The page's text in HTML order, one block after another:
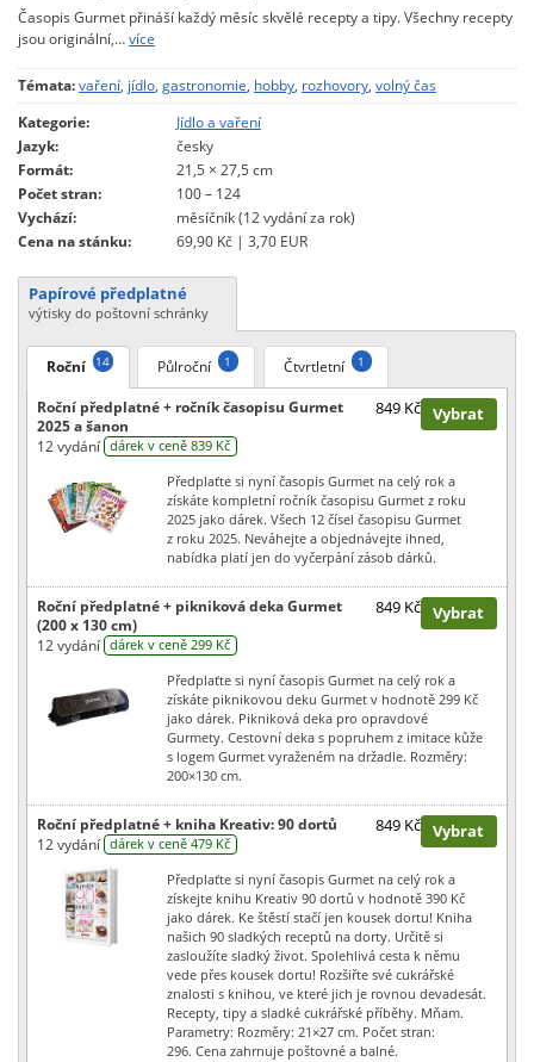
Časopis Gurmet přináší každý měsíc skvělé recepty a tipy. Všechny recepty
jsou originální,…více
Témata:vaření, jídlo, gastronomie, hobby, rozhovory, volný čas
Kategorie:
Jídlo a vaření
Jazyk:
česky
Formát:
21,5 × 27,5 cm
Počet stran:
100 – 124
Vychází:
měsíčník (12 vydání za rok)
Cena na stánku:
69,90 Kč | 3,70 EUR
Papírové předplatné
výtisky do poštovní schránky
Roční 14 Půlroční 1 Čtvrtletní 1
Roční předplatné + ročník časopisu Gurmet
2025 a šanon
12 vydání dárek v ceně 839 Kč
849 Kč Vybrat
Předplaťte si nyní časopis Gurmet na celý rok a
získáte kompletní ročník časopisu Gurmet z roku
2025 jako dárek. Všech 12 čísel časopisu Gurmet
z roku 2025. Neváhejte a objednávejte ihned,
nabídka platí jen do vyčerpání zásob dárků.
Roční předplatné + pikniková deka Gurmet
(200 x 130 cm)
12 vydání dárek v ceně 299 Kč
849 Kč Vybrat
Předplaťte si nyní časopis Gurmet na celý rok a
získáte piknikovou deku Gurmet v hodnotě 299 Kč
jako dárek. Pikniková deka pro opravdové
Gurmety. Cestovní deka s popruhem z imitace kůže
s logem Gurmet vyraženém na držadle. Rozměry:
200×130 cm.
Roční předplatné + kniha Kreativ: 90 dortů
12 vydání dárek v ceně 479 Kč
849 Kč Vybrat
Předplaťte si nyní časopis Gurmet na celý rok a
získejte knihu Kreativ 90 dortů v hodnotě 390 Kč
jako dárek. Ke štěstí stačí jen kousek dortu! Kniha
našich 90 sladkých receptů na dorty. Určitě si
zasloužíte sladký život. Spolehlivá cesta k němu
vede přes kousek dortu! Rozšiřte své cukrářské
znalosti s knihou, ve které jich je rovnou devadesát.
Recepty, tipy a sladké cukrářské příběhy. Mňam.
Parametry: Rozměry: 21×27 cm. Počet stran:
296. Cena zahrnuje poštovné a balné.